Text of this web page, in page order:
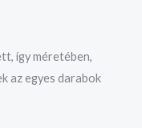
így méretében,
az egyes darabok